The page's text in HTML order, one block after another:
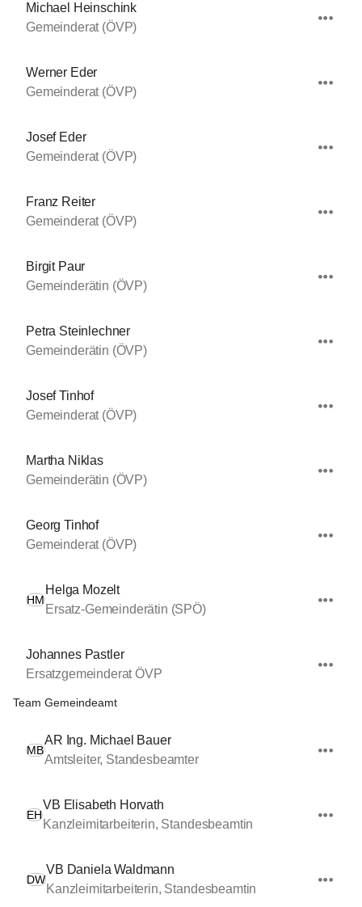
Michael Heinschink
Gemeinderat (ÖVP)
Werner Eder
Gemeinderat (ÖVP)
Josef Eder
Gemeinderat (ÖVP)
Franz Reiter
Gemeinderat (ÖVP)
Birgit Paur
Gemeinderätin (ÖVP)
Petra Steinlechner
Gemeinderätin (ÖVP)
Josef Tinhof
Gemeinderat (ÖVP)
Martha Niklas
Gemeinderätin (ÖVP)
Georg Tinhof
Gemeinderat (ÖVP)
HM
Helga Mozelt
Ersatz-Gemeinderätin (SPÖ)
Johannes Pastler
Ersatzgemeinderat ÖVP
Team Gemeindeamt
MB
AR Ing. Michael Bauer
Amtsleiter, Standesbeamter
EH
VB Elisabeth Horvath
Kanzleimitarbeiterin, Standesbeamtin
DW
VB Daniela Waldmann
Kanzleimitarbeiterin, Standesbeamtin